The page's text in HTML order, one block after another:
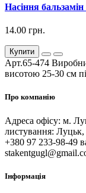
Насіння
14.00 грн.
Купити
Арт.65-474
висотою 25-30 см
Про компанію
Адреса офісу: м.
листування:
+380 97 233-98-49
Інформація